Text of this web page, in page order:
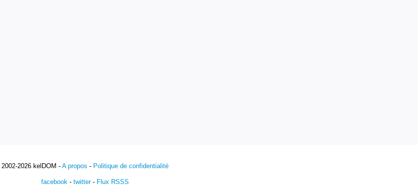
2002-2026 kelDOM - A propos - Politique de confidentialité
facebook- twitter- Flux RSSS